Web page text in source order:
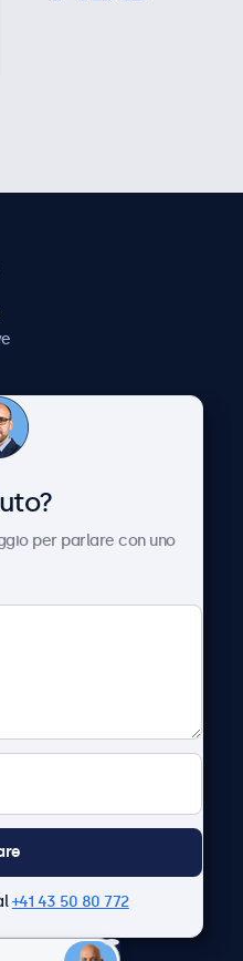
Chi siamo
noi
per parlare con uno
+41 43 50 80 772